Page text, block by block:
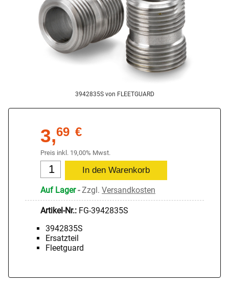
3942835S von FLEETGUARD
3,69 €
Preis inkl. 19,00% Mwst.
Auf Lager-Zzgl. Versandkosten
Artikel-Nr.: FG-3942835S
3942835S
Ersatzteil
Fleetguard